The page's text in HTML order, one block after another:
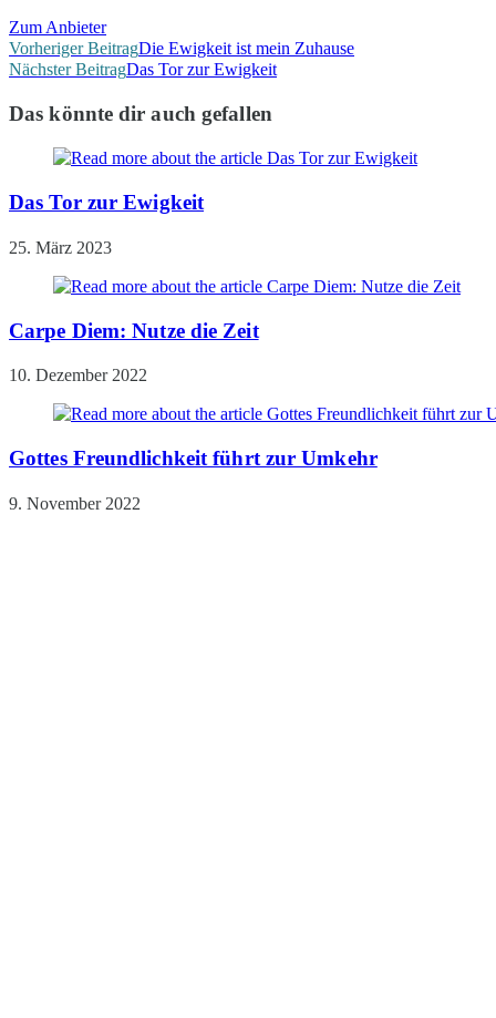
Zum Anbieter
Weitere
Artikel
ansehen
Vorheriger BeitragDie Ewigkeit ist mein Zuhause
Nächster BeitragDas Tor zur Ewigkeit
Das könnte dir auch gefallen
Das Tor zur Ewigkeit
25. März 2023
Carpe Diem: Nutze die Zeit
10. Dezember 2022
Gottes Freundlichkeit führt zur Umkehr
9. November 2022